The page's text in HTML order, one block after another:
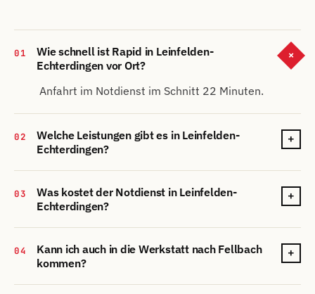
01
Wie schnell ist Rapid in Leinfelden-
Echterdingen vor Ort?
+
Anfahrt im Notdienst im Schnitt 22 Minuten.
02
Welche Leistungen gibt es in Leinfelden-
Echterdingen?
+
03
Was kostet der Notdienst in Leinfelden-
Echterdingen?
+
04
Kann ich auch in die Werkstatt nach Fellbach
kommen?
+